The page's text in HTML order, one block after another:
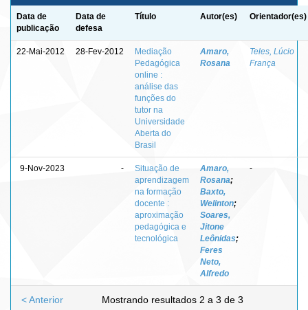
Data de
publicação
Data de
defesa
Título Autor(es) Orientador(es)
22-Mai-2012 28-Fev-2012
Mediação
Pedagógica
online :
análise das
funções do
tutor na
Universidade
Aberta do
Brasil
Amaro,
Rosana
Teles, Lúcio
França
9-Nov-2023 -
Situação de
aprendizagem
na formação
docente :
aproximação
pedagógica e
tecnológica
Amaro,
Rosana;
Baxto,
Welinton;
Soares,
Jitone
Leônidas;
Feres
Neto,
Alfredo
-
Mostrando resultados 2 a 3 de 3
< Anterior